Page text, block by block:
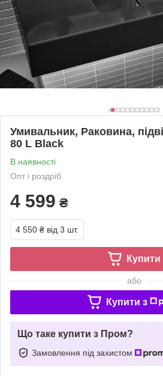
Умивальник, Раковина,
80 L Black
В наявності
Опт і роздріб
4 599 ₴
4 550 ₴ від 3 шт.
Купити
або
Купити з
Що таке купити з Пром?
Замовлення під захистом